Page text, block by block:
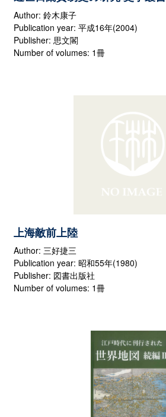
Author: 鈴木康子
Publication year: 平成16年(2004)
Publisher: 思文閣
Number of volumes: 1冊
上海敵前上陸
Author: 三好捷三
Publication year: 昭和55年(1980)
Publisher: 図書出版社
Number of volumes: 1冊